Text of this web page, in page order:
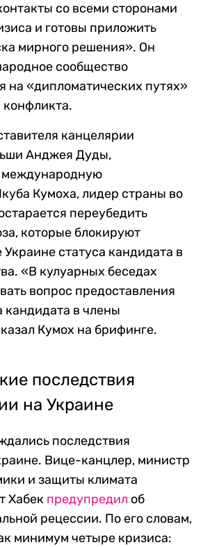
со всеми сторонами
и готовы приложить
мирного решения». Он
сообщество
на «дипломатических путях»
конфликта.
канцелярии
Анджея Дуды,
международную
Кумоха, лидер страны во
переубедить
которые блокируют
статуса кандидата в
«В кулуарных беседах
вопрос предоставления
кандидата в члены
Кумох на брифинге.
последствия
на Украине
последствия
Вице-канцлер, министр
и защиты климата
Хабек предупредил об
рецессии. По его словам,
минимум четыре кризиса: